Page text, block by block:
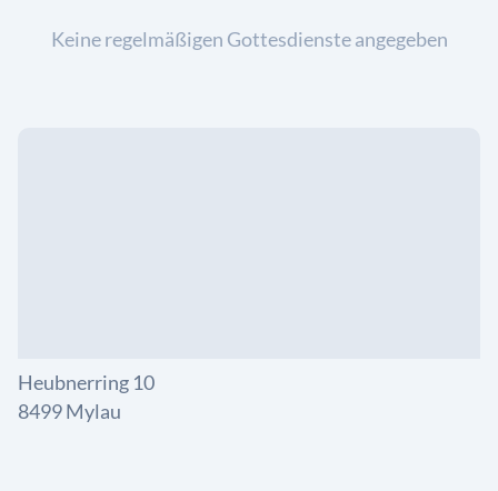
Keine regelmäßigen Gottesdienste angegeben
Heubnerring 10
8499 Mylau